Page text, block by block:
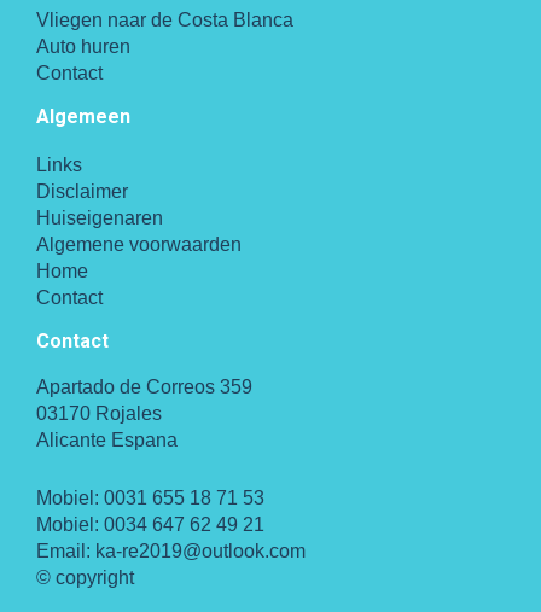
Vliegen naar de Costa Blanca
Auto huren
Contact
Algemeen
Links
Disclaimer
Huiseigenaren
Algemene voorwaarden
Home
Contact
Contact
Apartado de Correos 359
03170 Rojales
Alicante Espana
Mobiel: 0031 655 18 71 53
Mobiel: 0034 647 62 49 21
Email: ka-re2019@outlook.com
© copyright